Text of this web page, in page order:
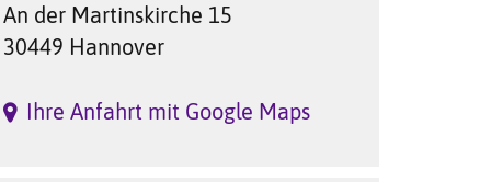
An der Martinskirche 15
30449 Hannover
Ihre Anfahrt mit Google Maps